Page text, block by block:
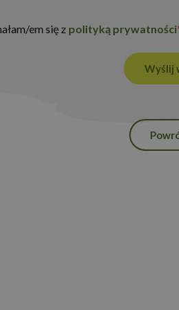
em się z polityką prywatności
Wyślij
_ga_NSK0CVG8XN